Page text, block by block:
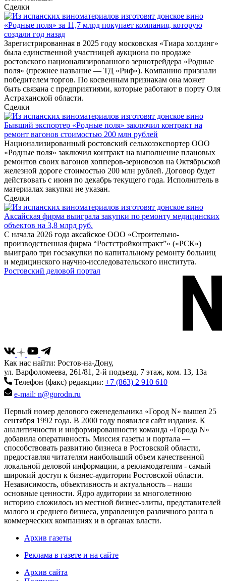
Сделки
«Родные поля» за 11,7 млрд покупает компания, которую
создали год назад
Зарегистрированная в 2025 году московская «Тиара холдинг»
была единственной участницей аукциона по продаже
ростовского национализированного зернотрейдера «Родные
поля» (прежнее название — ТД «Риф»). Компанию признали
победителем торгов. По косвенным признакам она может
быть связана с предприятиями, которые работают в порту Оля
Астраханской области.
Сделки
Бывший экспортер «Родные поля» заключил контракт на
ремонт вагонов стоимостью 200 млн рублей
Национализированный ростовский сельхозэкспортер ООО
«Родные поля» заключил контракт на выполнение плановых
ремонтов своих вагонов хопперов-зерновозов на Октябрьской
железной дороге стоимостью 200 млн рублей. Договор будет
действовать с июня по декабрь текущего года. Исполнитель в
материалах закупки не указан.
Сделки
Аксайская фирма выиграла закупки по ремонту медицинских
объектов на 3,8 млрд руб.
С начала 2026 года аксайское ООО «Строительно-
производственная фирма “Ростстройконтракт”» («РСК»)
выиграло три госзакупки по капитальному ремонту больниц
и медицинского научно-исследовательского института.
Ростовский деловой портал
Как нас найти: Ростов-на-Дону,
ул. Варфоломеева, 261/81, 2-й подъезд, 7 этаж, ком. 13, 13а
Телефон (факс) редакции: +7 (863) 2 910 610
e-mail: n@gorodn.ru
Первый номер делового еженедельника «Город N» вышел 25
сентября 1992 года. В 2000 году появился сайт издания. К
аналитичности и информированности команда «Города N»
добавила оперативность. Миссия газеты и портала —
способствовать развитию бизнеса в Ростовской области,
предоставляя читателям наибольший объем качественной
локальной деловой информации, а рекламодателям - самый
широкий доступ к бизнес-аудитории Ростовской области.
Независимость, объективность и актуальность – наши
основные ценности. Ядро аудитории за многолетнюю
историю сложилось из местной бизнес-элиты, представителей
малого и среднего бизнеса, управленцев различного ранга в
коммерческих компаниях и в органах власти.
Архив газеты
Реклама в газете и на сайте
Архив сайта